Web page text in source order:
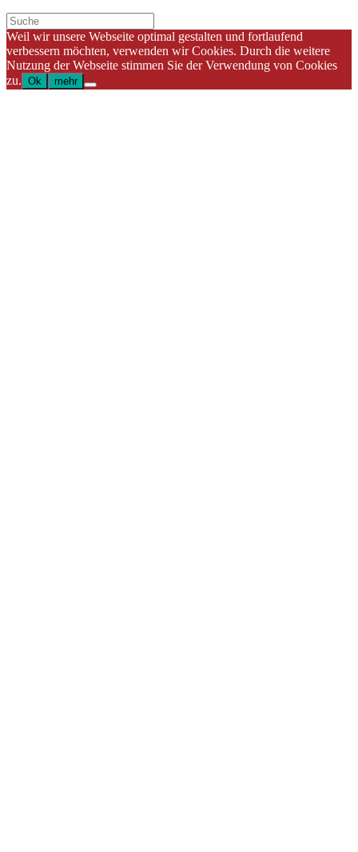
Weil wir unsere Webseite optimal gestalten und fortlaufend
verbessern möchten, verwenden wir Cookies. Durch die weitere
Nutzung der Webseite stimmen Sie der Verwendung von Cookies
zu. Ok mehr